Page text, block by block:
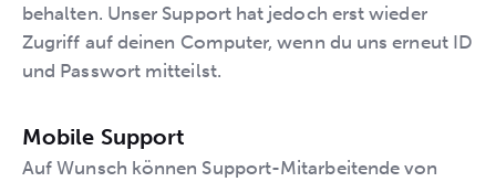
behalten. Unser Support hat jedoch erst wieder
Zugriff auf deinen Computer, wenn du uns erneut ID
und Passwort mitteilst.
Mobile Support
Auf Wunsch können Support-Mitarbeitende von